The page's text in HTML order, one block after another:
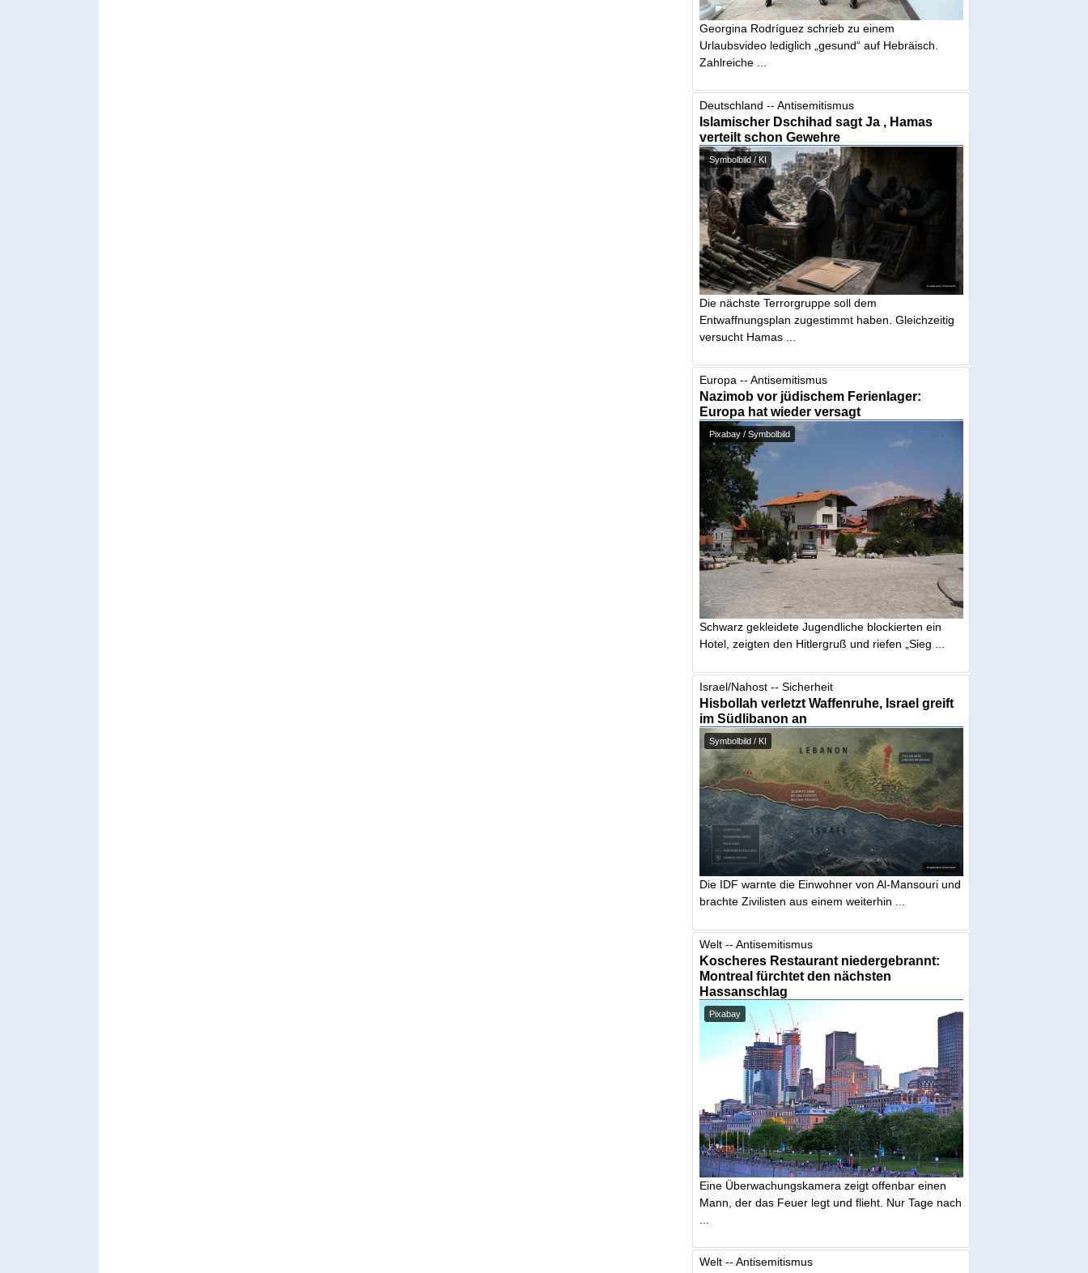
Georgina Rodríguez schrieb zu einem
Urlaubsvideo lediglich „gesund“ auf Hebräisch.
Zahlreiche ...
Deutschland -- Antisemitismus
Islamischer Dschihad sagt Ja , Hamas
verteilt schon Gewehre
Symbolbild / KI
Die nächste Terrorgruppe soll dem
Entwaffnungsplan zugestimmt haben. Gleichzeitig
versucht Hamas ...
Europa -- Antisemitismus
Nazimob vor jüdischem Ferienlager:
Europa hat wieder versagt
Pixabay / Symbolbild
Schwarz gekleidete Jugendliche blockierten ein
Hotel, zeigten den Hitlergruß und riefen „Sieg ...
Israel/Nahost -- Sicherheit
Hisbollah verletzt Waffenruhe, Israel greift
im Südlibanon an
Symbolbild / KI
Die IDF warnte die Einwohner von Al-Mansouri und
brachte Zivilisten aus einem weiterhin ...
Welt -- Antisemitismus
Koscheres Restaurant niedergebrannt:
Montreal fürchtet den nächsten
Hassanschlag
Pixabay
Eine Überwachungskamera zeigt offenbar einen
Mann, der das Feuer legt und flieht. Nur Tage nach
Welt -- Antisemitismus